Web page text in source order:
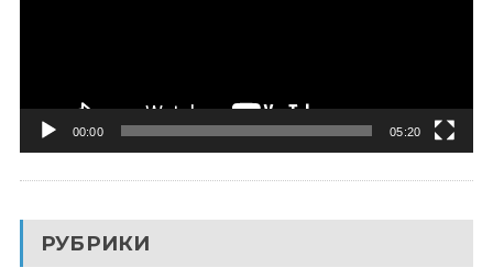
00:00 05:20
РУБРИКИ